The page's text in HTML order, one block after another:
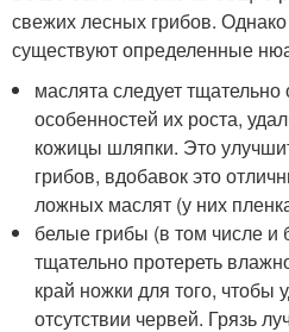
свежих лесных грибов.
существуют определенные
маслята следует тщательно
особенностей их роста,
кожицы шляпки. Это
грибов, вдобавок это
ложных маслят (у них
белые грибы (в том числе и
тщательно протереть
край ножки для того, чтобы
отсутствии червей. Грязь